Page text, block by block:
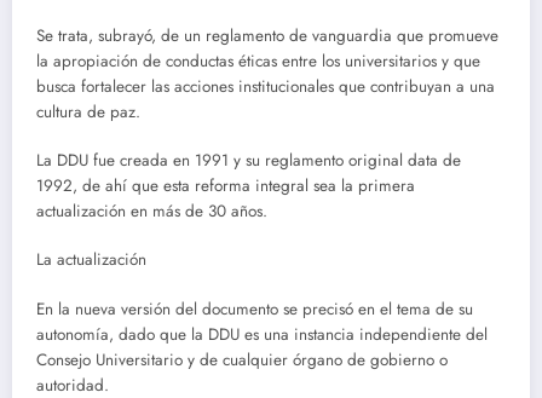
Se trata, subrayó, de un reglamento de vanguardia que promueve
la apropiación de conductas éticas entre los universitarios y que
busca fortalecer las acciones institucionales que contribuyan a una
cultura de paz.
La DDU fue creada en 1991 y su reglamento original data de
1992, de ahí que esta reforma integral sea la primera
actualización en más de 30 años.
La actualización
En la nueva versión del documento se precisó en el tema de su
autonomía, dado que la DDU es una instancia independiente del
Consejo Universitario y de cualquier órgano de gobierno o
autoridad.